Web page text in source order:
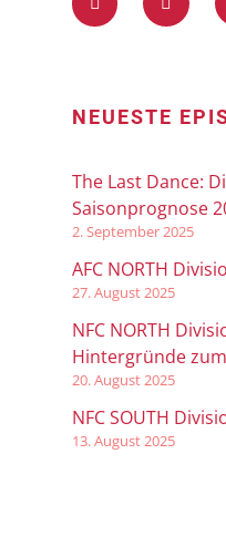
NEUESTE
The Last Dance:
Saisonprognose
2. September 2025
AFC NORTH
27. August 2025
NFC NORTH
Hintergründe
20. August 2025
NFC SOUTH
13. August 2025